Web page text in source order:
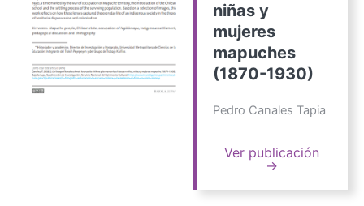
niñas y
mujeres
mapuches
(1870-1930)
Pedro Canales Tapia
Ver publicación
→